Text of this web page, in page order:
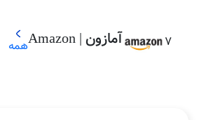
7 آمازون | Amazon همه